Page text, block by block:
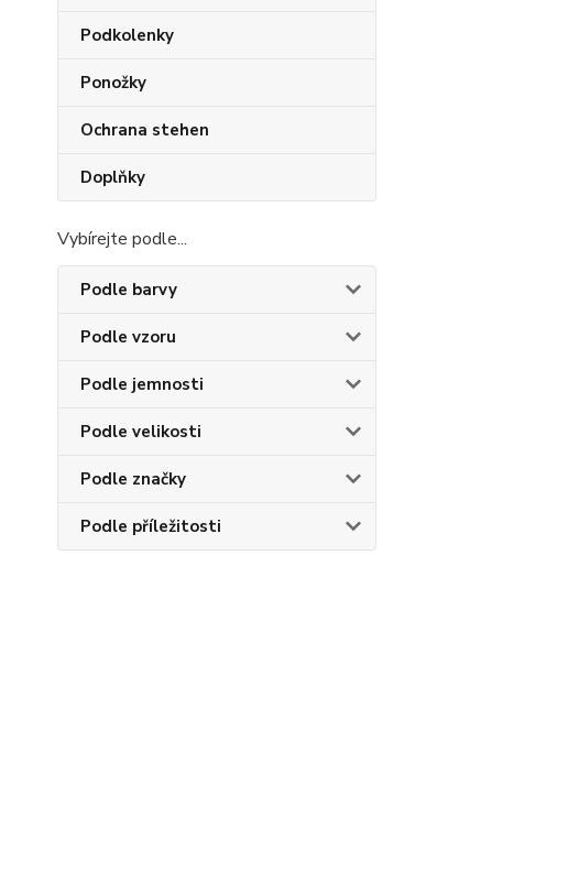
Podkolenky
Ponožky
Ochrana stehen
Doplňky
Vybírejte podle...
Podle barvy
Podle vzoru
Podle jemnosti
Podle velikosti
Podle značky
Podle příležitosti